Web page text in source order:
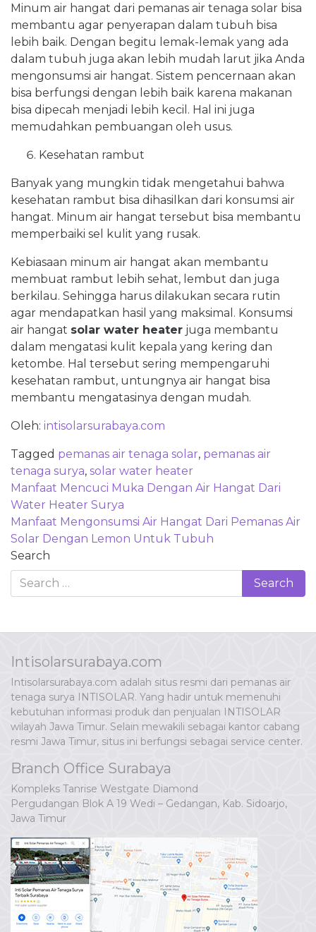
Minum air hangat dari pemanas air tenaga solar bisa
membantu agar penyerapan dalam tubuh bisa
lebih baik. Dengan begitu lemak-lemak yang ada
dalam tubuh juga akan lebih mudah larut jika Anda
mengonsumsi air hangat. Sistem pencernaan akan
bisa berfungsi dengan lebih baik karena makanan
bisa dipecah menjadi lebih kecil. Hal ini juga
memudahkan pembuangan oleh usus.
Kesehatan rambut
Banyak yang mungkin tidak mengetahui bahwa
kesehatan rambut bisa dihasilkan dari konsumsi air
hangat. Minum air hangat tersebut bisa membantu
memperbaiki sel kulit yang rusak.
Kebiasaan minum air hangat akan membantu
membuat rambut lebih sehat, lembut dan juga
berkilau. Sehingga harus dilakukan secara rutin
agar mendapatkan hasil yang maksimal. Konsumsi
air hangat solar water heater juga membantu
dalam mengatasi kulit kepala yang kering dan
ketombe. Hal tersebut sering mempengaruhi
kesehatan rambut, untungnya air hangat bisa
membantu mengatasinya dengan mudah.
Oleh: intisolarsurabaya.com
Tagged pemanas air tenaga solar, pemanas air
tenaga surya, solar water heater
Post
Manfaat Mencuci Muka Dengan Air Hangat Dari
Water Heater Surya
Manfaat Mengonsumsi Air Hangat Dari Pemanas Air
Solar Dengan Lemon Untuk Tubuh
Search
Intisolarsurabaya.com
Intisolarsurabaya.com adalah situs resmi dari pemanas air
tenaga surya INTISOLAR. Yang hadir untuk memenuhi
kebutuhan informasi produk dan penjualan INTISOLAR
wilayah Jawa Timur. Selain mewakili sebagai kantor cabang
resmi Jawa Timur, situs ini berfungsi sebagai service center.
Branch Office Surabaya
Kompleks Tanrise Westgate Diamond
Pergudangan Blok A 19 Wedi – Gedangan, Kab. Sidoarjo,
Jawa Timur